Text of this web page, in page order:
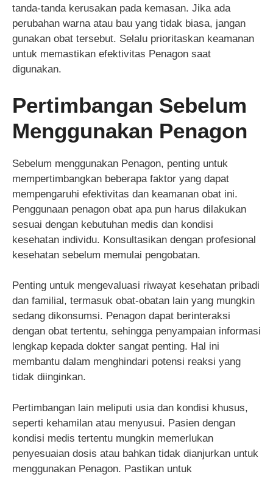
tanda-tanda kerusakan pada kemasan. Jika ada
perubahan warna atau bau yang tidak biasa, jangan
gunakan obat tersebut. Selalu prioritaskan keamanan
untuk memastikan efektivitas Penagon saat
digunakan.
Pertimbangan Sebelum
Menggunakan Penagon
Sebelum menggunakan Penagon, penting untuk
mempertimbangkan beberapa faktor yang dapat
mempengaruhi efektivitas dan keamanan obat ini.
Penggunaan penagon obat apa pun harus dilakukan
sesuai dengan kebutuhan medis dan kondisi
kesehatan individu. Konsultasikan dengan profesional
kesehatan sebelum memulai pengobatan.
Penting untuk mengevaluasi riwayat kesehatan pribadi
dan familial, termasuk obat-obatan lain yang mungkin
sedang dikonsumsi. Penagon dapat berinteraksi
dengan obat tertentu, sehingga penyampaian informasi
lengkap kepada dokter sangat penting. Hal ini
membantu dalam menghindari potensi reaksi yang
tidak diinginkan.
Pertimbangan lain meliputi usia dan kondisi khusus,
seperti kehamilan atau menyusui. Pasien dengan
kondisi medis tertentu mungkin memerlukan
penyesuaian dosis atau bahkan tidak dianjurkan untuk
menggunakan Penagon. Pastikan untuk